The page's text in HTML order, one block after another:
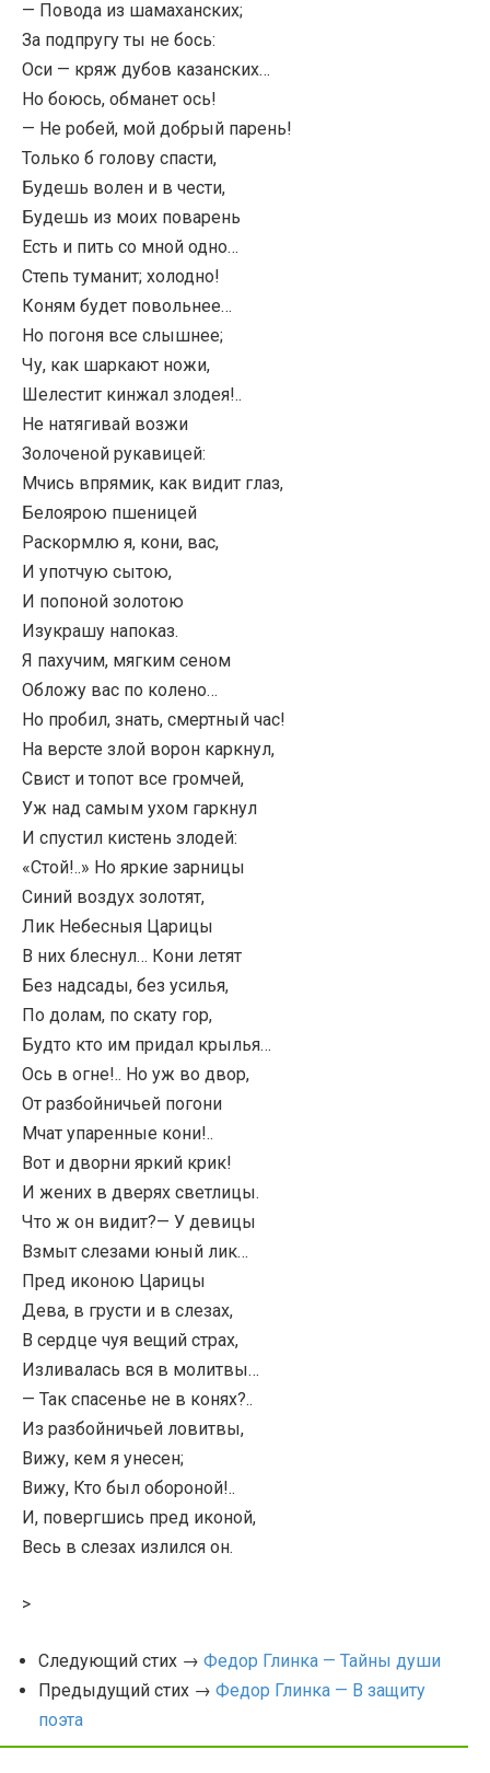
— Повода из шамаханских;
За подпругу ты не бось:
Оси — кряж дубов казанских…
Но боюсь, обманет ось!
— Не робей, мой добрый парень!
Только б голову спасти,
Будешь волен и в чести,
Будешь из моих поварень
Есть и пить со мной одно…
Степь туманит; холодно!
Коням будет повольнее…
Но погоня все слышнее;
Чу, как шаркают ножи,
Шелестит кинжал злодея!..
Не натягивай возжи
Золоченой рукавицей:
Мчись впрямик, как видит глаз,
Белоярою пшеницей
Раскормлю я, кони, вас,
И употчую сытою,
И попоной золотою
Изукрашу напоказ.
Я пахучим, мягким сеном
Обложу вас по колено…
Но пробил, знать, смертный час!
На версте злой ворон каркнул,
Свист и топот все громчей,
Уж над самым ухом гаркнул
И спустил кистень злодей:
«Стой!..» Но яркие зарницы
Синий воздух золотят,
Лик Небесныя Царицы
В них блеснул… Кони летят
Без надсады, без усилья,
По долам, по скату гор,
Будто кто им придал крылья…
Ось в огне!.. Но уж во двор,
От разбойничьей погони
Мчат упаренные кони!..
Вот и дворни яркий крик!
И жених в дверях светлицы.
Что ж он видит?— У девицы
Взмыт слезами юный лик…
Пред иконою Царицы
Дева, в грусти и в слезах,
В сердце чуя вещий страх,
Изливалась вся в молитвы…
— Так спасенье не в конях?..
Из разбойничьей ловитвы,
Вижу, кем я унесен;
Вижу, Кто был обороной!..
И, повергшись пред иконой,
Весь в слезах излился он.
>
Следующий стих → Федор Глинка — Тайны души
Предыдущий стих → Федор Глинка — В защиту
поэта